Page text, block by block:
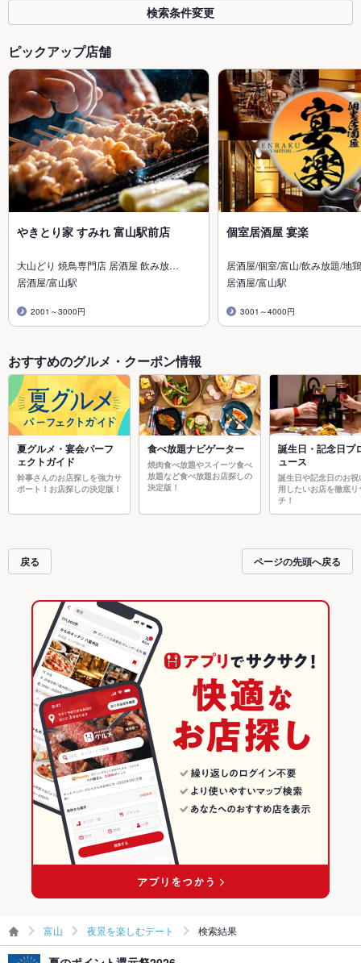
検索条件変更
ピックアップ店舗
やきとり家 すみれ 富山駅前店
大山どり 焼鳥専門店 居酒屋 飲み放…
居酒屋/富山駅
2001～3000円
個室居酒屋 宴楽
居酒屋/個室/富山/飲み放題/地
居酒屋/富山駅
3001～4000円
おすすめのグルメ・クーポン情報
夏グルメ・宴会パーフ
ェクトガイド
幹事さんのお店探しを強力サ
ポート！お店探しの決定版！
食べ放題ナビゲーター
焼肉食べ放題やスイーツ食べ
放題など食べ放題お店探しの
決定版！
誕生日・記念日プ
ュース
誕生日や記念日のお祝
用したいお店を徹底リ
チ！
戻る ページの先頭へ戻る
富山 夜景を楽しむデート 検索結果